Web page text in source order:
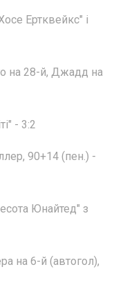
Ертквейкс" і
на 28-й, Джадд на
- 3:2
90+14 (пен.) -
Юнайтед" з
на 6-й (автогол),